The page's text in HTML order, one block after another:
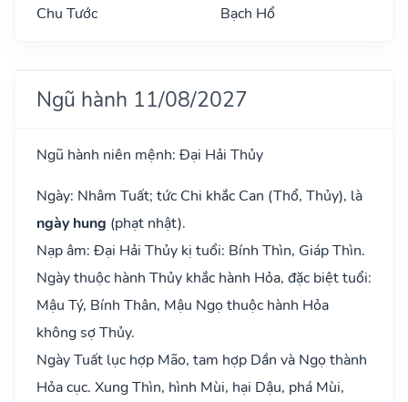
Chu Tước
Bạch Hổ
Ngũ hành 11/08/2027
Ngũ hành niên mệnh: Đại Hải Thủy
Ngày: Nhâm Tuất; tức Chi khắc Can (Thổ, Thủy), là
ngày hung (phạt nhật).
Nạp âm: Đại Hải Thủy kị tuổi: Bính Thìn, Giáp Thìn.
Ngày thuộc hành Thủy khắc hành Hỏa, đặc biệt tuổi:
Mậu Tý, Bính Thân, Mậu Ngọ thuộc hành Hỏa
không sợ Thủy.
Ngày Tuất lục hợp Mão, tam hợp Dần và Ngọ thành
Hỏa cục. Xung Thìn, hình Mùi, hại Dậu, phá Mùi,